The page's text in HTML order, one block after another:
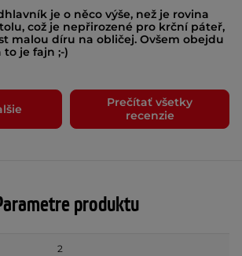
je o něco výše, než je rovina
což je nepřirozené pro krční páteř,
malou díru na obličej. Ovšem obejdu
to je fajn ;-)
Prečítať všetky
recenzie
produktu
2